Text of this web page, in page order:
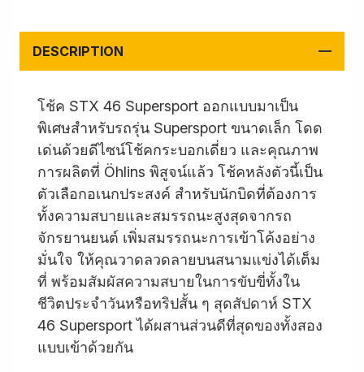
DESCRIPTION
โช้ค STX 46 Supersport ออกแบบมาเป็น
พิเศษสำหรับรถรุ่น Supersport ขนาดเล็ก โดด
เด่นด้วยดีไซน์โช้คกระบอกเดี่ยว และคุณภาพ
การผลิตที่ Öhlins พิสูจน์แล้ว โช้คหลังตัวนี้เป็น
ตัวเลือกอเนกประสงค์ สำหรับนักบิดที่ต้องการ
ทั้งความสบายและสมรรถนะสูงสุดจากรถ
จักรยานยนต์ เพิ่มสมรรถนะการเข้าโค้งอย่าง
มั่นใจ ให้คุณวาดลวดลายบนสนามแข่งได้เต็ม
ที่ พร้อมสัมผัสความสบายในการขับขี่ทั้งใน
ชีวิตประจำวันหรือทริปสั้น ๆ สุดสัปดาห์ STX
46 Supersport ได้ผสานส่วนดีที่สุดของทั้งสอง
แบบเข้าด้วยกัน